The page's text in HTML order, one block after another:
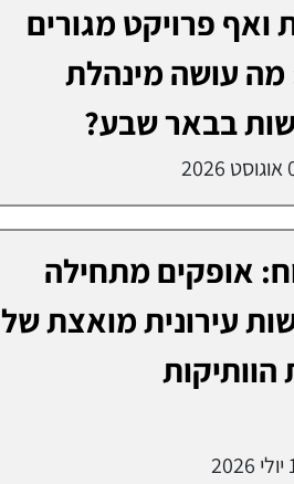
ואף פרויקט מגורים
מה עושה מינהלת
בבאר שבע?
אופקים מתחילה
עירונית מואצת של
הוותיקות